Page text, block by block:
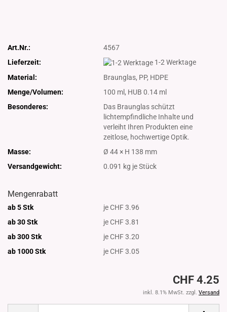
Art.Nr.:
4567
Lieferzeit:
1-2 Werktage
Material:
Braunglas, PP, HDPE
Menge/Volumen:
100 ml, HUB 0.14 ml
Besonderes:
Das Braunglas schützt
lichtempfindliche Inhalte und
verleiht Ihren Produkten eine
zeitlose, hochwertige Optik.
Masse:
Ø 44 × H 138 mm
Versandgewicht:
0.091 kg je Stück
Mengenrabatt
ab 5 Stk
je CHF 3.96
ab 30 Stk
je CHF 3.81
ab 300 Stk
je CHF 3.20
ab 1000Stk je CHF 3.05
CHF 4.25
inkl. 8.1% MwSt. zzgl. Versand